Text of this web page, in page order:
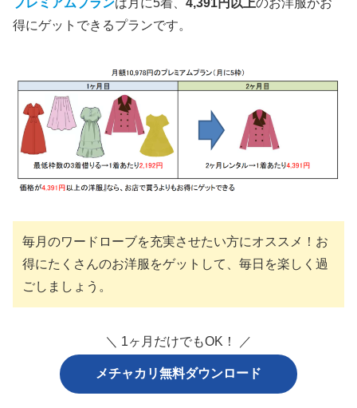
得にゲットできるプランです。
毎月のワードローブを充実させたい方にオススメ！お
得にたくさんのお洋服をゲットして、毎日を楽しく過
ごしましょう。
＼ 1ヶ月だけでもOK！ ／
メチャカリ無料ダウンロード